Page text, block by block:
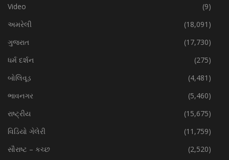
Video
(9)
અમરેલી
(18,091)
ગુજરાત
(17,730)
ધર્મ દર્શન
(275)
બોલિવૂડ
(4,481)
ભાવનગર
(5,460)
રાષ્ટ્રીય
(15,675)
વિડિયો ગેલેરી
(11,759)
સૌરાષ્ટ – કચ્છ
(2,520)